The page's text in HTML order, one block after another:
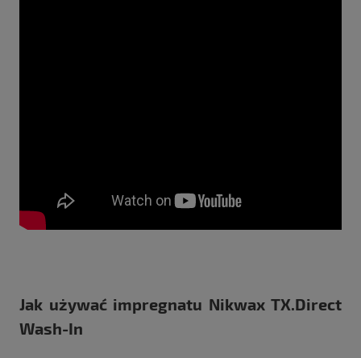
Jak używać impregnatu Nikwax TX.Direct
Wash-In